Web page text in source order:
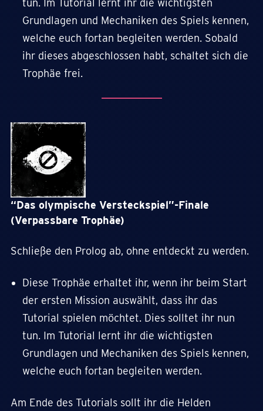
tun. Im Tutorial lernt ihr die wichtigsten
Grundlagen und Mechaniken des Spiels kennen,
welche euch fortan begleiten werden. Sobald
ihr dieses abgeschlossen habt, schaltet sich die
Trophäe frei.
“Das olympische Versteckspiel”-Finale
(Verpassbare Trophäe)
Schließe den Prolog ab, ohne entdeckt zu werden.
Diese Trophäe erhaltet ihr, wenn ihr beim Start
der ersten Mission auswählt, dass ihr das
Tutorial spielen möchtet. Dies solltet ihr nun
tun. Im Tutorial lernt ihr die wichtigsten
Grundlagen und Mechaniken des Spiels kennen,
welche euch fortan begleiten werden.
Am Ende des Tutorials sollt ihr die Helden